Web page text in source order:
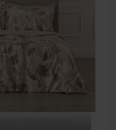
In Percalle Arjola